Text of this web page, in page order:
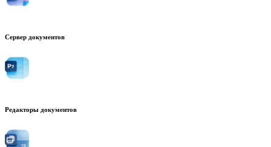
Сервер документов
Редакторы документов